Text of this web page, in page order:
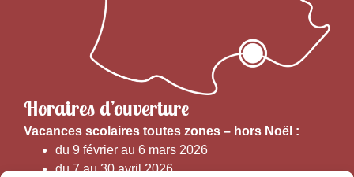
Horaires d’ouverture
Vacances scolaires toutes zones – hors Noël :
du 9 février au 6 mars 2026
du 7 au 30 avril 2026